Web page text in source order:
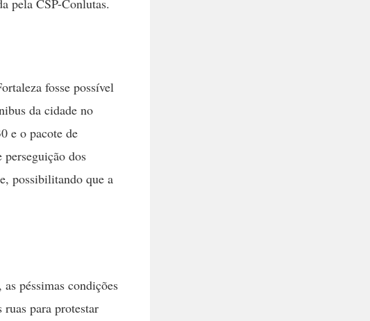
fosse possível
da cidade no
e o pacote de
dos
possibilitando que a
péssimas condições
para protestar